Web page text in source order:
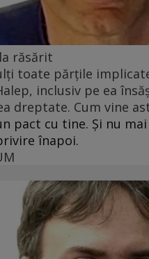
răsărit
toate părțile
inclusiv pe ea
dreptate. Cum vine
pact cu tine. Și nu
înapoi.